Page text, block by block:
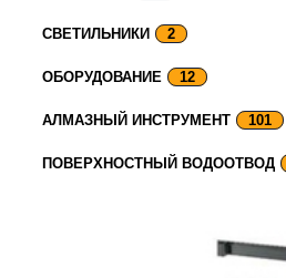
СВЕТИЛЬНИКИ 2
ОБОРУДОВАНИЕ 12
АЛМАЗНЫЙ ИНСТРУМЕНТ 101
ПОВЕРХНОСТНЫЙ ВОДООТВОД